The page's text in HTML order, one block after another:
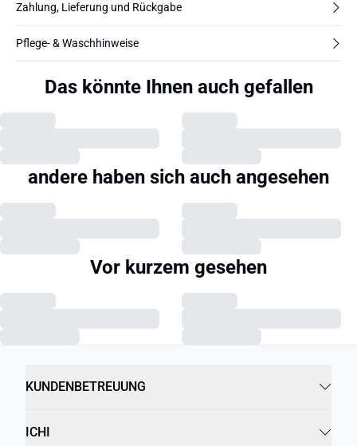
Zahlung, Lieferung und Rückgabe
Pflege- & Waschhinweise
Das könnte Ihnen auch gefallen
andere haben sich auch angesehen
Vor kurzem gesehen
KUNDENBETREUUNG
ICHI